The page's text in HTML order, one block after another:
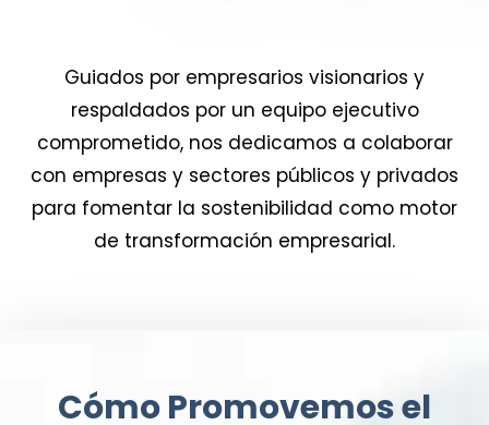
Guiados por empresarios visionarios y
respaldados por un equipo ejecutivo
comprometido, nos dedicamos a colaborar
con empresas y sectores públicos y privados
para fomentar la sostenibilidad como motor
de transformación empresarial.
Cómo Promovemos el